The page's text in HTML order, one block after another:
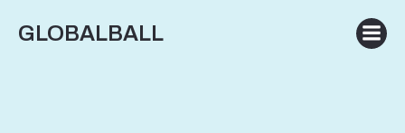
GLOBALBALL